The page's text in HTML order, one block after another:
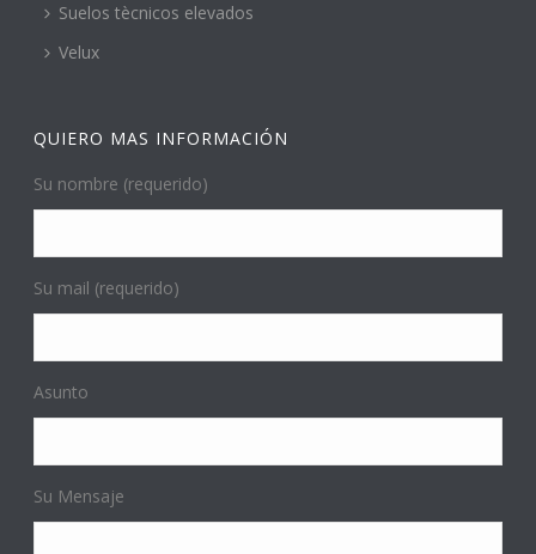
Suelos tècnicos elevados
Velux
QUIERO MAS INFORMACIÓN
Su nombre (requerido)
Su mail (requerido)
Asunto
Su Mensaje